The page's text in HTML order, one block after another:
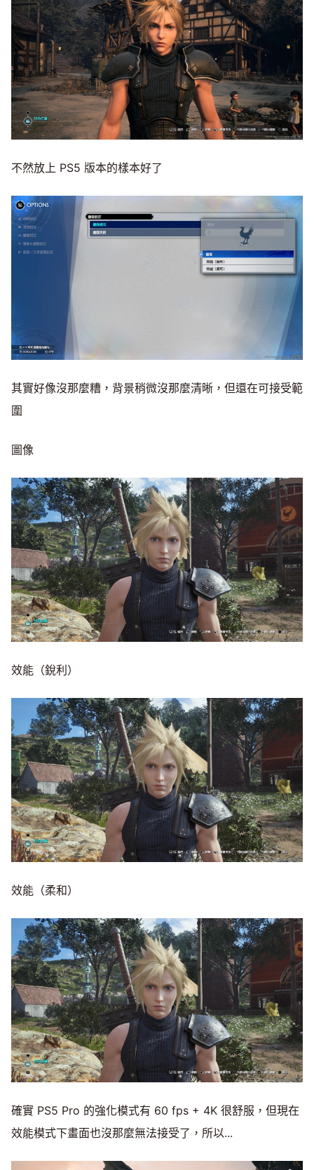
不然放上 PS5 版本的樣本好了
其實好像沒那麼糟，背景稍微沒那麼清晰，但還在可接受範
圍
圖像
效能（銳利）
效能（柔和）
確實 PS5 Pro 的強化模式有 60 fps + 4K 很舒服，但現在
效能模式下畫面也沒那麼無法接受了，所以...